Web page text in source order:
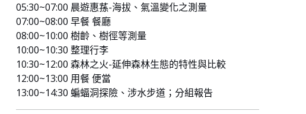
05:30~07:00 晨遊惠蓀-海拔、氣溫變化之測量
07:00~08:00 早餐 餐廳
08:00~10:00 樹齡、樹徑等測量
10:00~10:30 整理行李
10:30~12:00 森林之火-延伸森林生態的特性與比較
12:00~13:00 用餐 便當
13:00~14:30 蝙蝠洞探險、涉水步道；分組報告